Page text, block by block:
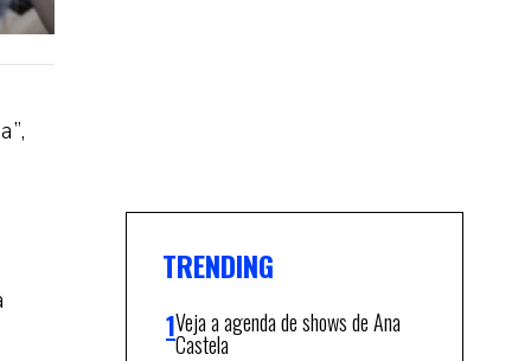
TRENDING
Veja a agenda de shows de Ana
Castela